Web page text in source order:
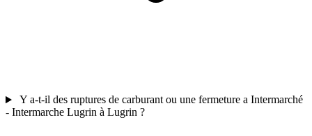
Y a-t-il des ruptures de carburant ou une fermeture a Intermarché
- Intermarche Lugrin à Lugrin ?